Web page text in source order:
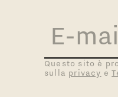
Questo sito è
sulla privacy e